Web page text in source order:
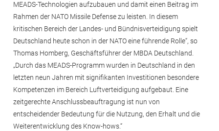
MEADS-Technologien aufzubauen und damit einen Beitrag im
Rahmen der NATO Missile Defense zu leisten. In diesem
kritischen Bereich der Landes- und Bündnisverteidigung spielt
Deutschland heute schon in der NATO eine führende Rolle“, so
Thomas Homberg, Geschäftsführer der MBDA Deutschland.
„Durch das MEADS-Programm wurden in Deutschland in den
letzten neun Jahren mit signifikanten Investitionen besondere
Kompetenzen im Bereich Luftverteidigung aufgebaut. Eine
zeitgerechte Anschlussbeauftragung ist nun von
entscheidender Bedeutung für die Nutzung, den Erhalt und die
Weiterentwicklung des Know-hows.“